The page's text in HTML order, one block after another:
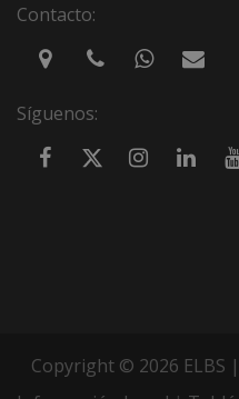
Contacto:
Síguenos:
Copyright © 2026 ELBS